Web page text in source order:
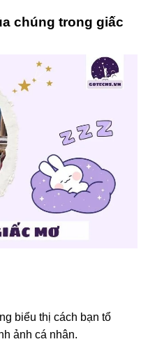
chúng trong giấc
biểu thị cách bạn tổ
ảnh cá nhân.